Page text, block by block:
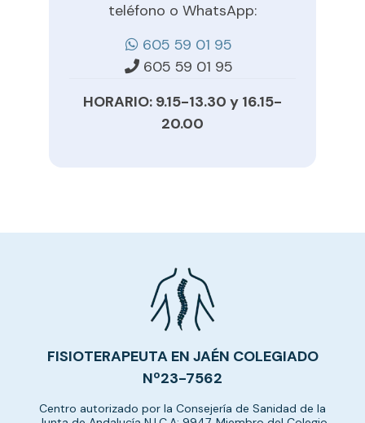
teléfono o WhatsApp:
605 59 01 95
605 59 01 95
HORARIO: 9.15-13.30 y 16.15-
20.00
FISIOTERAPEUTA EN JAÉN COLEGIADO
Nº23-7562
Centro autorizado por la Consejería de Sanidad de la